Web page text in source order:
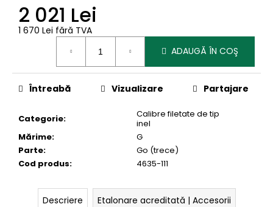
2 021 Lei
1 670 Lei fără TVA
ADAUGĂ ÎN COŞ
Categorie:
Calibre filetate de tip
inel
Mărime:
G
Parte:
Go (trece)
Cod produs: 4635-111
Întreabă Vizualizare Partajare
Descriere
Etalonare acreditată | Accesorii